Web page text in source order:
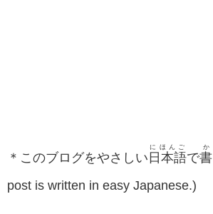
＊このブログをやさしい 日本語
にほんご
で書
か
post is written in easy Japanese.)